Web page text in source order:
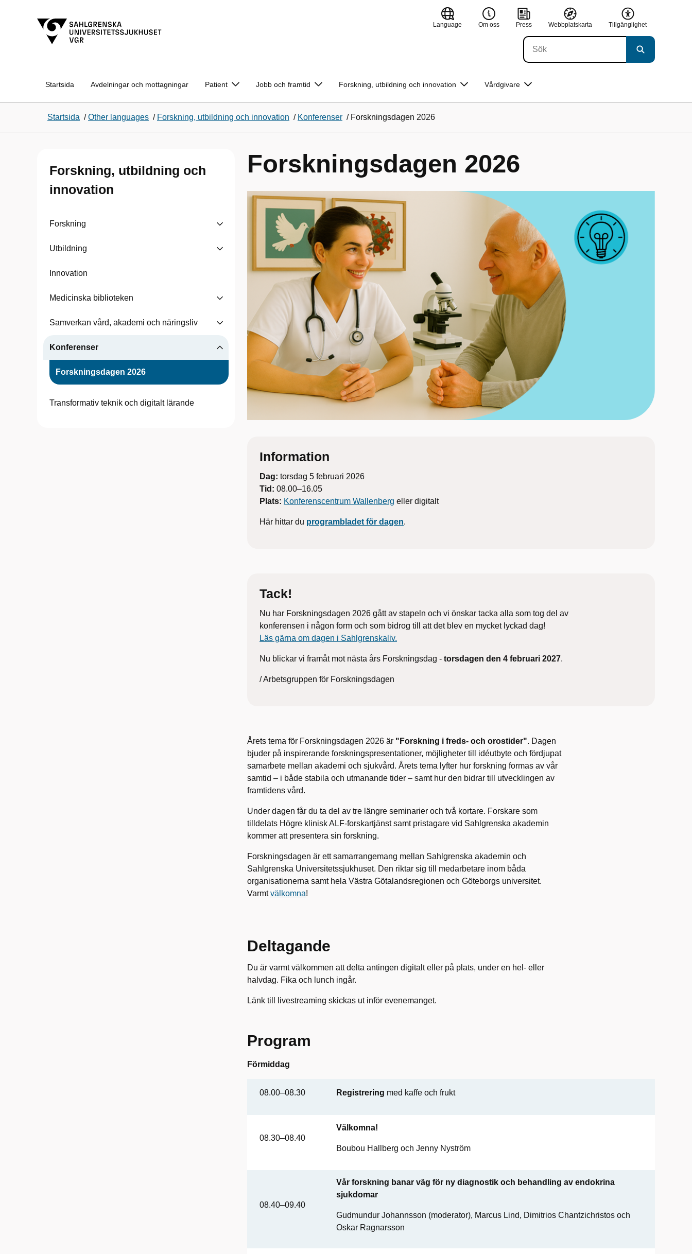
Language Om oss Press Webbplatskarta Tillgänglighet
Startsida Avdelningar och mottagningar Patient Jobb och framtid Forskning, utbildning och innovation Vårdgivare
Startsida /Other languages / Forskning, utbildning och innovation / Konferenser / Forskningsdagen 2026
Forskning, utbildning och
innovation
Forskning
Utbildning
Innovation
Medicinska biblioteken
Samverkan vård, akademi och näringsliv
Konferenser
Forskningsdagen 2026
Transformativ teknik och digitalt lärande
Forskningsdagen 2026
Information
Dag: torsdag 5 februari 2026
Tid: 08.00–16.05
Plats: Konferenscentrum Wallenberg eller digitalt
Här hittar du programbladet för dagen.
Tack!
Nu har Forskningsdagen 2026 gått av stapeln och vi önskar tacka alla som tog del av
konferensen i någon form och som bidrog till att det blev en mycket lyckad dag!
Läs gärna om dagen i Sahlgrenskaliv.
Nu blickar vi framåt mot nästa års Forskningsdag - torsdagen den 4 februari 2027.
/ Arbetsgruppen för Forskningsdagen
Årets tema för Forskningsdagen 2026 är "Forskning i freds- och orostider". Dagen
bjuder på inspirerande forskningspresentationer, möjligheter till idéutbyte och fördjupat
samarbete mellan akademi och sjukvård. Årets tema lyfter hur forskning formas av vår
samtid – i både stabila och utmanande tider – samt hur den bidrar till utvecklingen av
framtidens vård.
Under dagen får du ta del av tre längre seminarier och två kortare. Forskare som
tilldelats Högre klinisk ALF-forskartjänst samt pristagare vid Sahlgrenska akademin
kommer att presentera sin forskning.
Forskningsdagen är ett samarrangemang mellan Sahlgrenska akademin och
Sahlgrenska Universitetssjukhuset. Den riktar sig till medarbetare inom båda
organisationerna samt hela Västra Götalandsregionen och Göteborgs universitet.
Varmtvälkomna!
Deltagande
Du är varmt välkommen att delta antingen digitalt eller på plats, under en hel- eller
halvdag. Fika och lunch ingår.
Länk till livestreaming skickas ut inför evenemanget.
Program
Förmiddag
08.00–08.30 Registrering med kaffe och frukt
08.30–08.40
Välkomna!
Boubou Hallberg och Jenny Nyström
08.40–09.40
Vår forskning banar väg för ny diagnostik och behandling av endokrina
sjukdomar
Gudmundur Johannsson (moderator), Marcus Lind, Dimitrios Chantzichristos och
Oskar Ragnarsson